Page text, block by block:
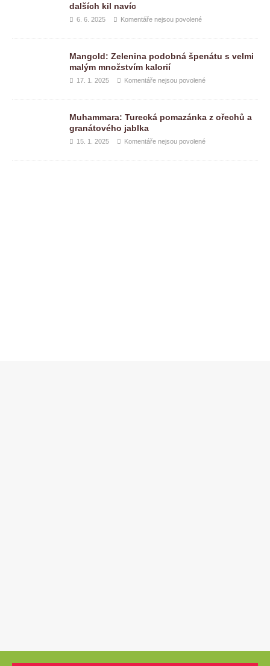
dalších kil navíc
6. 6. 2025 Komentáře nejsou povolené
Mangold: Zelenina podobná špenátu s velmi
malým množstvím kalorií
17. 1. 2025 Komentáře nejsou povolené
Muhammara: Turecká pomazánka z ořechů a
granátového jablka
15. 1. 2025 Komentáře nejsou povolené